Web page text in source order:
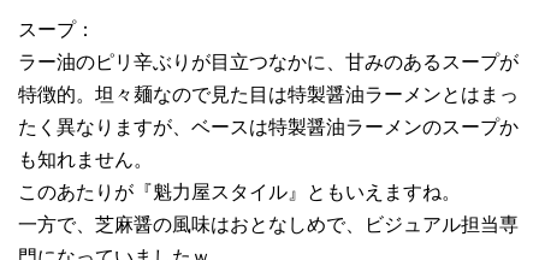
スープ：
ラー油のピリ辛ぶりが目立つなかに、甘みのあるスープが
特徴的。坦々麺なので見た目は特製醤油ラーメンとはまっ
たく異なりますが、ベースは特製醤油ラーメンのスープか
も知れません。
このあたりが『魁力屋スタイル』ともいえますね。
一方で、芝麻醤の風味はおとなしめで、ビジュアル担当専